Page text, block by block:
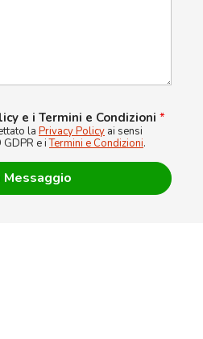
e i Termini e Condizioni *
la Privacy Policy ai sensi
e iTermini e Condizioni.